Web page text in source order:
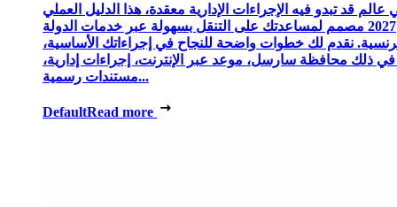
عالم قد تبدو فيه الإجراءات الإدارية معقدة، هذا الدليل العملي
2027 مصمم لمساعدتك على التنقل بسهولة عبر خدمات الدولة
نقدم لك خطوات واضحة للنجاح في إجراءاتك الأساسية،
في ذلك محافظة سارسل، موعد عبر الإنترنت، إجراءات إدارية،
مستندات رسمية...
DefaultRead more